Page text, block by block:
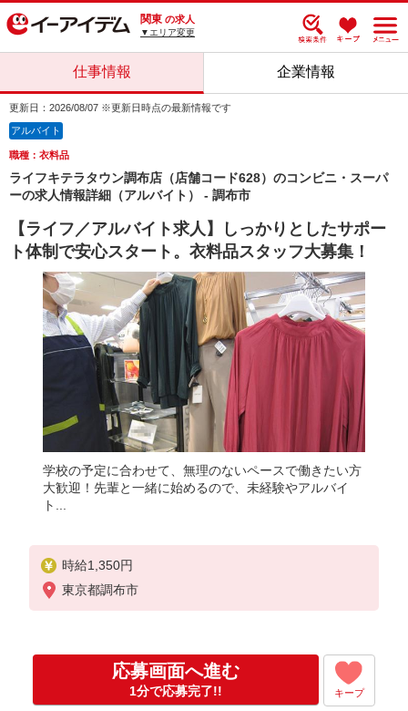
関東 の求人
▼エリア変更
仕事情報 企業情報
更新日：2026/08/07 ※更新日時点の最新情報です
アルバイト
職種：衣料品
ライフキテラタウン調布店（店舗コード628）のコンビニ・スーパ
ーの求人情報詳細（アルバイト） - 調布市
【ライフ／アルバイト求人】しっかりとしたサポー
ト体制で安心スタート。衣料品スタッフ大募集！
学校の予定に合わせて、無理のないペースで働きたい方
大歓迎！先輩と一緒に始めるので、未経験やアルバイ
ト...
時給1,350円
東京都調布市
応募画面へ進む
1分で応募完了!! キープ